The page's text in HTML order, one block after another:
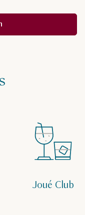
Joué Club